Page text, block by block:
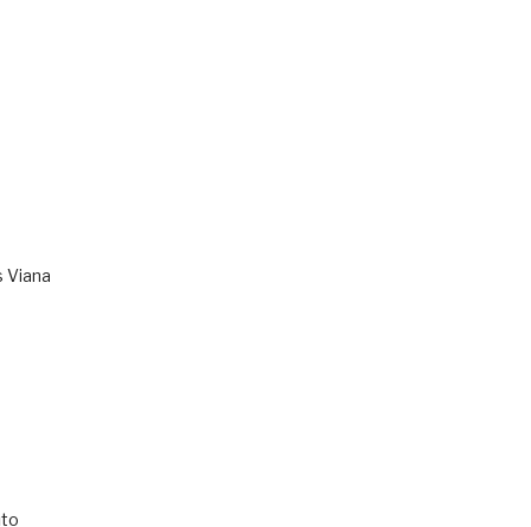
Viana